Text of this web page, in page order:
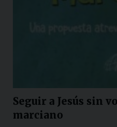
Seguir a Jesús sin
marciano